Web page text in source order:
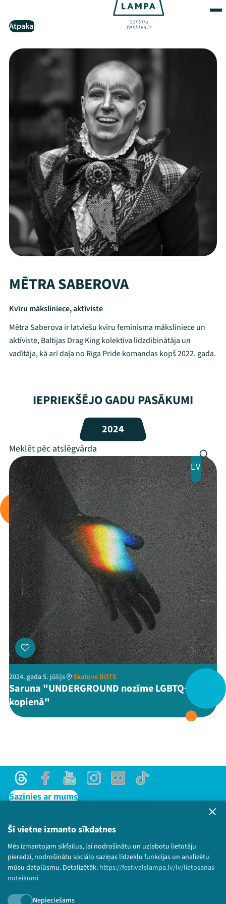
Šī vietne izmanto sīkdatnes
Mēs izmantojam sīkfailus, lai nodrošinātu un uzlabotu lietotāju
pieredzi, nodrošinātu sociālo saziņas līdzekļu funkcijas un analizētu
mūsu datplūsmu. Detalizētāk: https://festivalslampa.lv/lv/lietosanas-
noteikumi
Nepieciešams
Mana programma
Festivāls
Programma
Arhīvs
Viņi bija LAMPĀ 2026
Jaunumi
Ziedo
Veikals
Kontakti
Threads TikTok
Atpakaļ
MĒTRA SABEROVA
Kvīru māksliniece, aktīviste
Mētra Saberova ir latviešu kvīru feminisma māksliniece un
aktīviste, Baltijas Drag King kolektīva līdzdibinātāja un
vadītāja, kā arī daļa no Riga Pride komandas kopš 2022. gada.
IEPRIEKŠĒJO GADU PASĀKUMI
2024
LV
2024. gada 5. jūlijs Skatuve DOTS
Saruna "UNDERGROUND nozīme LGBTQ+
kopienā"
ThreadsFacebookYoutubeInstagram
Flick TikTok
Sazinies ar mums
Lietošanas noteikumi un sīkdatņu politika
Bērnu aizsardzības politika
© 2026 Sarunu festivāls LAMPA Visas tiesības
paturētas.